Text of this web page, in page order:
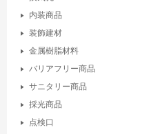
内装商品
装飾建材
金属樹脂材料
バリアフリー商品
サニタリー商品
採光商品
点検口